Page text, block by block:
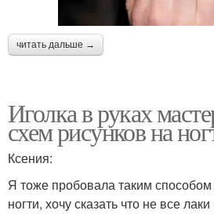
читать дальше →
Иголка в руках
схем рисунков на
Ксения:
Я тоже пробовала таким способом
ногти, хочу сказать что не все